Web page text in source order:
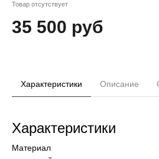
Товар отсутствует
35 500 руб
Характеристики Описание
Характеристики
Материал